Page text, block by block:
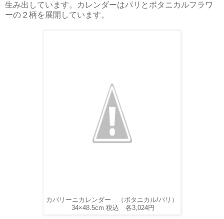
生み出しています。カレンダーはパリとボタニカルフラワ
ーの２柄を展開しています。
カバリーニカレンダー （ボタニカル/パリ）
34×48.5cm 税込 各3,024円